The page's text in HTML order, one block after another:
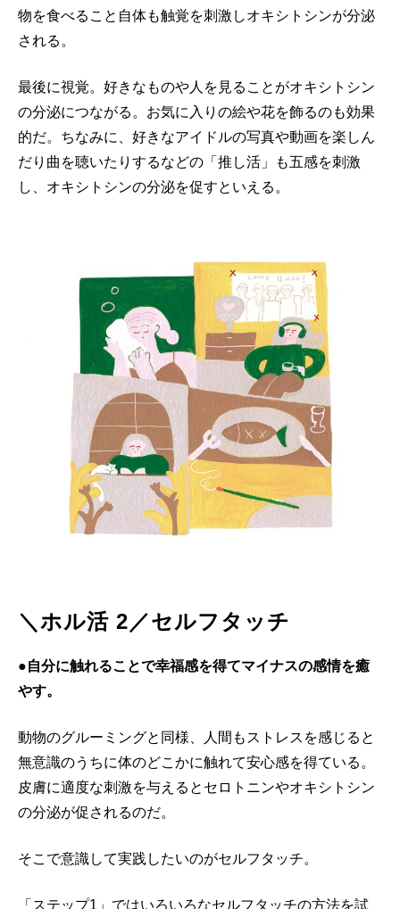
物を食べること自体も触覚を刺激しオキシトシンが分泌
される。
最後に視覚。好きなものや人を見ることがオキシトシン
の分泌につながる。お気に入りの絵や花を飾るのも効果
的だ。ちなみに、好きなアイドルの写真や動画を楽しん
だり曲を聴いたりするなどの「推し活」も五感を刺激
し、オキシトシンの分泌を促すといえる。
＼ホル活 2／セルフタッチ
●自分に触れることで幸福感を得てマイナスの感情を癒
やす。
動物のグルーミングと同様、人間もストレスを感じると
無意識のうちに体のどこかに触れて安心感を得ている。
皮膚に適度な刺激を与えるとセロトニンやオキシトシン
の分泌が促されるのだ。
そこで意識して実践したいのがセルフタッチ。
「ステップ1」ではいろいろなセルフタッチの方法を試